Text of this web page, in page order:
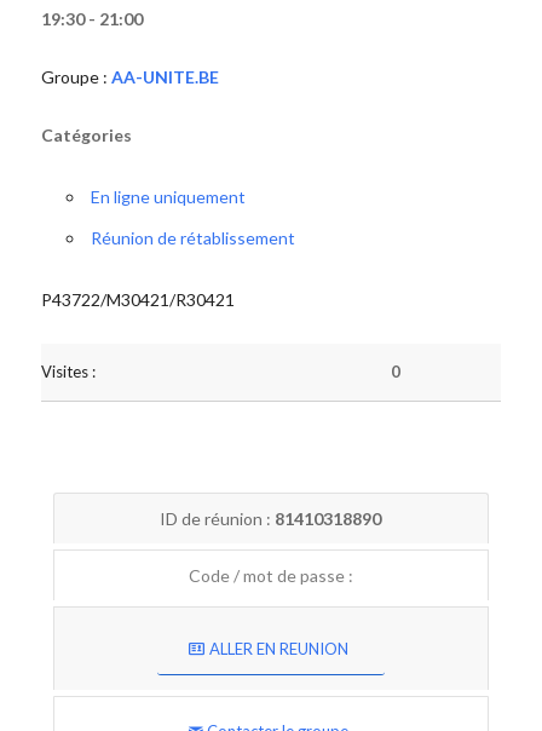
19:30 - 21:00
Groupe : AA-UNITE.BE
Catégories
En ligne uniquement
Réunion de rétablissement
P43722/M30421/R30421
Visites : 0
ID de réunion : 81410318890
Code / mot de passe :
ALLER EN REUNION